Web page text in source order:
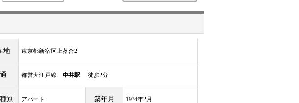
地 東京都新宿区上落合2
都営大江戸線 中井駅 徒歩2分
別 アパート 築年月 1974年2月